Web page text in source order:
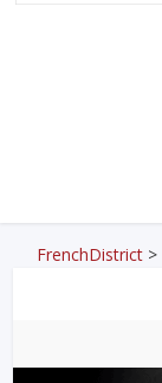
FrenchDistrict >